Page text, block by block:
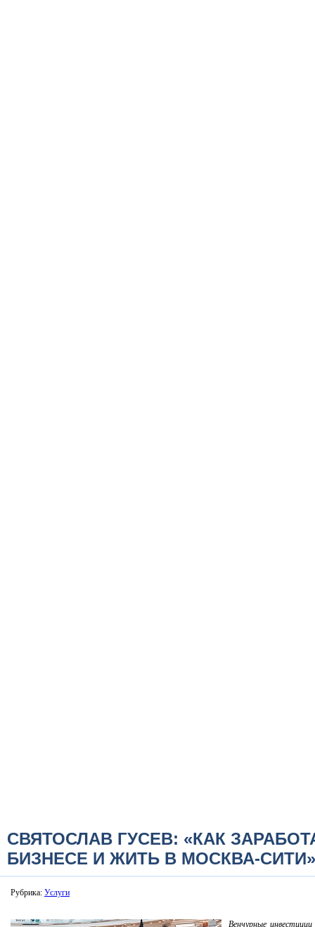
СВЯТОСЛАВ ГУСЕВ: «КАК
БИЗНЕСЕ И ЖИТЬ В МОСКВА-СИТИ»
Рубрика: Услуги
Венчурные